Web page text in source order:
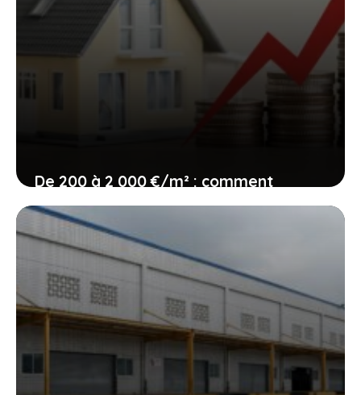
De 200 à 2 000 €/m² : comment
chiffrer sa rénovation sans se tromper
15 juin 2026